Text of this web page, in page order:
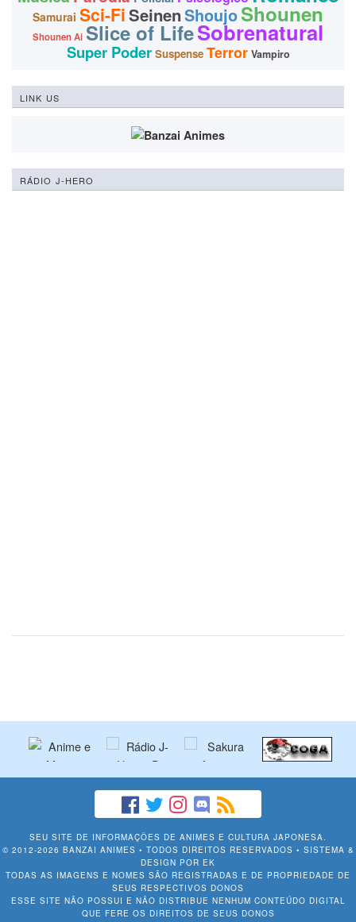
Samurai Sci-FiSeinenShoujoShounen
Shounen Ai Slice of LifeSobrenatural
Super Poder Suspense Terror Vampiro
LINK US
RÁDIO J-HERO
SEU SITE DE INFORMAÇÕES DE ANIMES E CULTURA JAPONESA.
© 2012-2026 BANZAI ANIMES • TODOS DIREITOS RESERVADOS • SISTEMA &
DESIGN POR EK
TODAS AS IMAGENS E NOMES SÃO REGISTRADAS E DE PROPRIEDADE DE
SEUS RESPECTIVOS DONOS
ESSE SITE NÃO POSSUI E NÃO DISTRIBUE NENHUM CONTEÚDO DIGITAL
QUE FERE OS DIREITOS DE SEUS DONOS